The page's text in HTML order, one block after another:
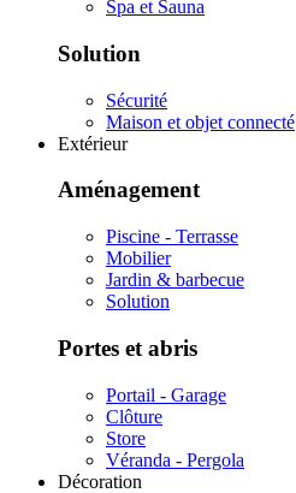
Spa et Sauna
Solution
Sécurité
Maison et objet connecté
Extérieur
Aménagement
Piscine - Terrasse
Mobilier
Jardin & barbecue
Solution
Portes et abris
Portail - Garage
Clôture
Store
Véranda - Pergola
Décoration